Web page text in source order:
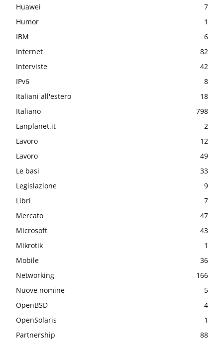
Huawei
7
Humor
1
IBM
6
Internet
82
Interviste
42
IPv6
8
Italiani all'estero
18
Italiano
798
Lanplanet.it
2
Lavoro
12
Lavoro
49
Le basi
33
Legislazione
9
Libri
7
Mercato
47
Microsoft
43
Mikrotik
1
Mobile
36
Networking
166
Nuove nomine
5
OpenBSD
4
OpenSolaris
1
Partnership
88